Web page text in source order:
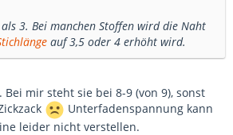
3. Bei manchen Stoffen wird die Naht
auf 3,5 oder 4 erhöht wird.
Bei mir steht sie bei 8-9 (von 9), sonst
Unterfadenspannung kann
leider nicht verstellen.